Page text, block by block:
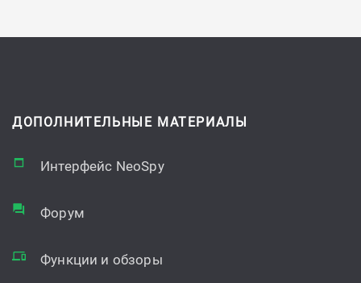
ДОПОЛНИТЕЛЬНЫЕ МАТЕРИАЛЫ
Интерфейс NeoSpy
Форум
Функции и обзоры